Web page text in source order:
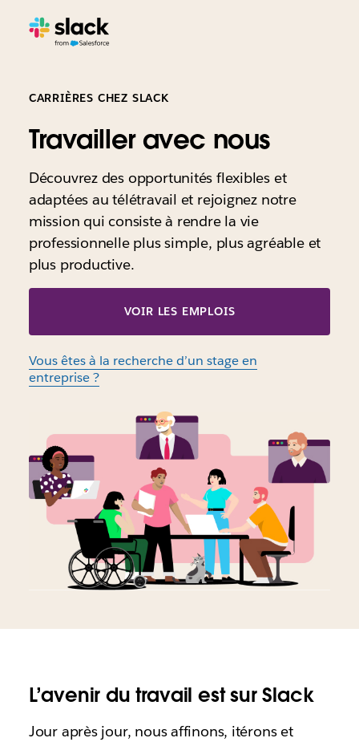
CARRIÈRES CHEZ SLACK
Travailler avec nous
Découvrez des opportunités flexibles et
adaptées au télétravail et rejoignez notre
mission qui consiste à rendre la vie
professionnelle plus simple, plus agréable et
plus productive.
VOIR LES EMPLOIS
Vous êtes à la recherche d’un stage en
entreprise ?
L’avenir du travail est sur Slack
Jour après jour, nous affinons, itérons et